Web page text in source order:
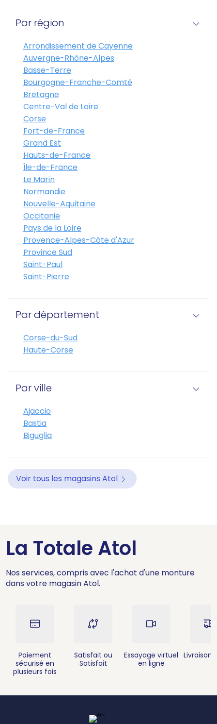
Par région
Arrondissement de Cayenne
Auvergne-Rhône-Alpes
Basse-Terre
Bourgogne-Franche-Comté
Bretagne
Centre-Val de Loire
Corse
Fort-de-France
Grand Est
Hauts-de-France
Île-de-France
Le Marin
Normandie
Nouvelle-Aquitaine
Occitanie
Pays de la Loire
Provence-Alpes-Côte d'Azur
Province Sud
Saint-Paul
Saint-Pierre
Par département
Corse-du-Sud
Haute-Corse
Par ville
Ajaccio
Bastia
Biguglia
Voir tous les magasins Atol
La Totale Atol
Nos services, compris avec l'achat d'une monture
dans votre magasin Atol.
Paiement
sécurisé en
plusieurs fois
Satisfait ou
Satisfait
Essayage virtuel
en ligne
Livraison